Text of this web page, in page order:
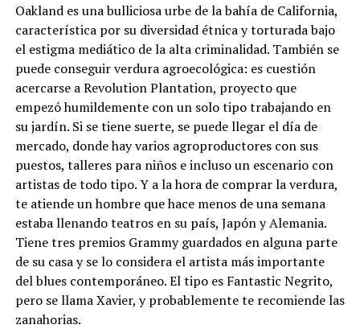
Oakland es una bulliciosa urbe de la bahía de California,
característica por su diversidad étnica y torturada bajo
el estigma mediático de la alta criminalidad. También se
puede conseguir verdura agroecológica: es cuestión
acercarse a Revolution Plantation, proyecto que
empezó humildemente con un solo tipo trabajando en
su jardín. Si se tiene suerte, se puede llegar el día de
mercado, donde hay varios agroproductores con sus
puestos, talleres para niños e incluso un escenario con
artistas de todo tipo. Y a la hora de comprar la verdura,
te atiende un hombre que hace menos de una semana
estaba llenando teatros en su país, Japón y Alemania.
Tiene tres premios Grammy guardados en alguna parte
de su casa y se lo considera el artista más importante
del blues contemporáneo. El tipo es Fantastic Negrito,
pero se llama Xavier, y probablemente te recomiende las
zanahorias.